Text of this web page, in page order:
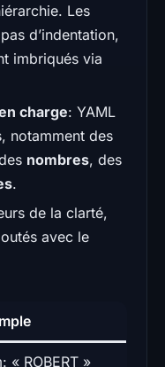
Les
d’indentation,
imbriqués via
charge: YAML
notamment des
nombres, des
.
de la clarté,
avec le
« ROBERT »